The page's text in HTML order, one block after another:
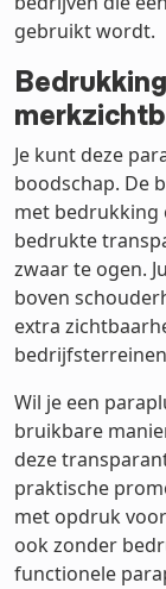
gebruikt wordt.
Je kunt deze
boodschap. De
met bedrukking
bedrukte
zwaar te ogen.
boven
extra
Wil je een
bruikbare
deze
praktische
met opdruk
ook zonder
functionele